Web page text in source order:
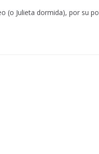
(o Julieta dormida), por su